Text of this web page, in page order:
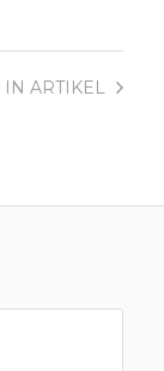
IN ARTIKEL